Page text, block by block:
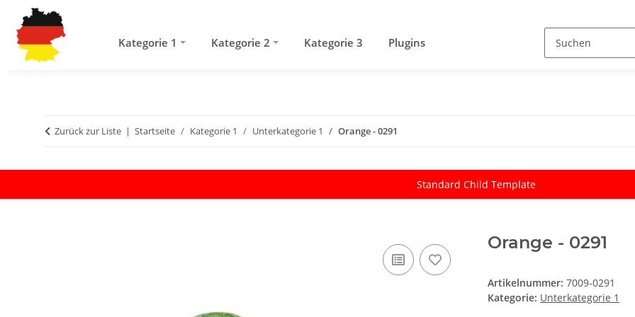
Kategorie 1 Kategorie 2 Kategorie 3 Plugins
Zurück zur Liste Startseite Kategorie 1 Unterkategorie 1 Orange - 0291
Standard Child Template
Orange - 0291
Artikelnummer: 7009-0291
Kategorie: Unterkategorie 1